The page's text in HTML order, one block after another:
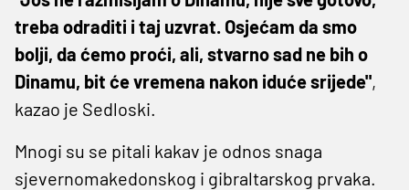
treba odraditi i taj uzvrat. Osjećam da smo
bolji, da ćemo proći, ali, stvarno sad ne bih o
Dinamu, bit će vremena nakon iduće srijede",
kazao je Sedloski.
Mnogi su se pitali kakav je odnos snaga
sjevernomakedonskog i gibraltarskog prvaka.